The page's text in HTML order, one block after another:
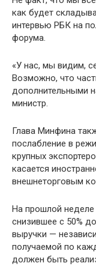
как будет
интервью РБК на
форума.
«У нас, мы видим,
Возможно, что
дополнительными
министр.
Глава Минфина
послабление в
крупных
касается
внешнеторговым
На прошлой неделе
снизившее с 50%
выручки —
получаемой по
должен быть